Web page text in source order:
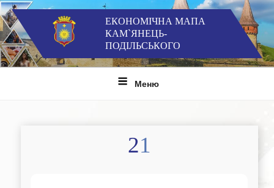
Перейти
до
вмісту
ЕКОНОМІЧНА МАПА
КАМ`ЯНЕЦЬ-
ПОДІЛЬСЬКОГО
Меню
21